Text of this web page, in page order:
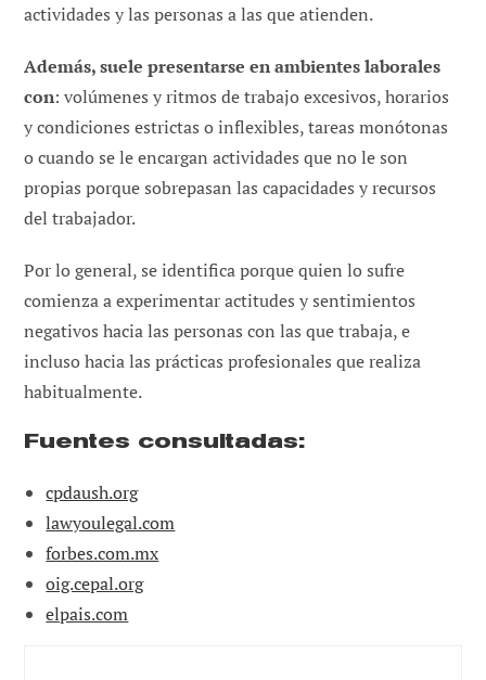
actividades y las personas a las que atienden.
Además, suele presentarse en ambientes laborales
con: volúmenes y ritmos de trabajo excesivos, horarios
y condiciones estrictas o inflexibles, tareas monótonas
o cuando se le encargan actividades que no le son
propias porque sobrepasan las capacidades y recursos
del trabajador.
Por lo general, se identifica porque quien lo sufre
comienza a experimentar actitudes y sentimientos
negativos hacia las personas con las que trabaja, e
incluso hacia las prácticas profesionales que realiza
habitualmente.
Fuentes consultadas:
cpdaush.org
lawyoulegal.com
forbes.com.mx
oig.cepal.org
elpais.com